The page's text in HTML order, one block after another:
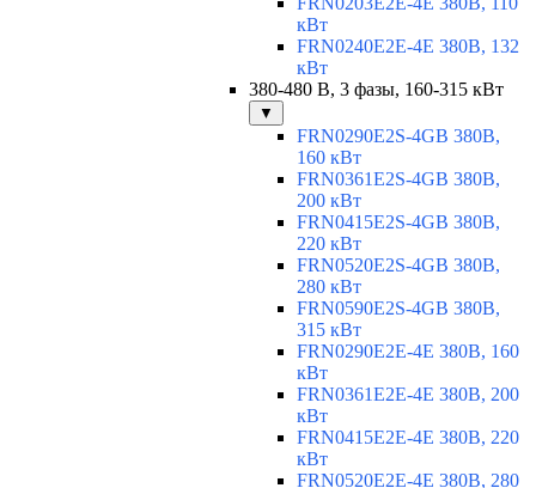
кВт
FRN0240E2E-4E 380В, 132
кВт
380-480 В, 3 фазы, 160-315 кВт
▼
FRN0290E2S-4GB 380В,
160 кВт
FRN0361E2S-4GB 380В,
200 кВт
FRN0415E2S-4GB 380В,
220 кВт
FRN0520E2S-4GB 380В,
280 кВт
FRN0590E2S-4GB 380В,
315 кВт
FRN0290E2E-4E 380В, 160
кВт
FRN0361E2E-4E 380В, 200
кВт
FRN0415E2E-4E 380В, 220
кВт
FRN0520E2E-4E 380В, 280